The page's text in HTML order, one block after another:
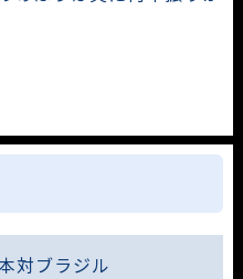
対ブラジル